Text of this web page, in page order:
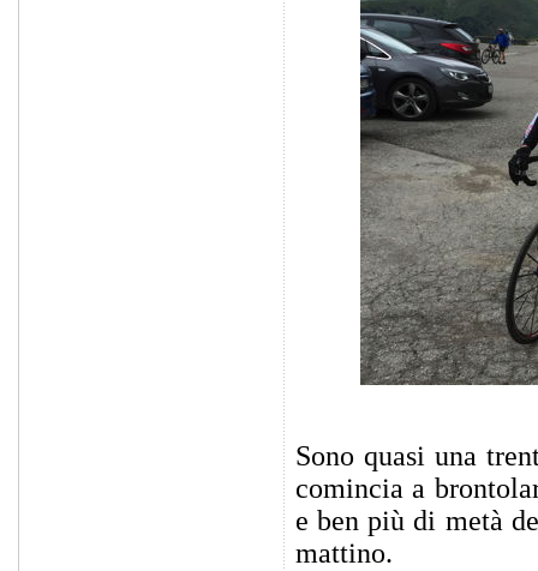
Sono quasi una
comincia a
e ben più di metà
mattino.